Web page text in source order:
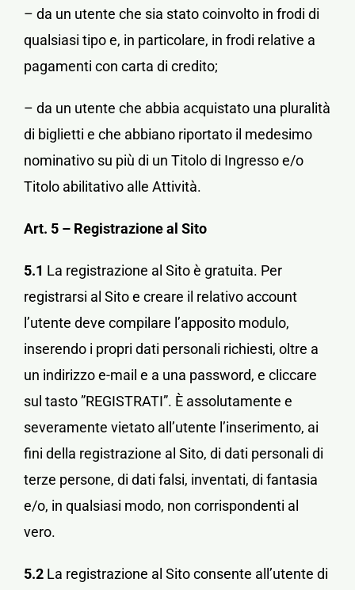
– da un utente che sia stato coinvolto in frodi di
qualsiasi tipo e, in particolare, in frodi relative a
pagamenti con carta di credito;
– da un utente che abbia acquistato una pluralità
di biglietti e che abbiano riportato il medesimo
nominativo su più di un Titolo di Ingresso e/o
Titolo abilitativo alle Attività.
Art. 5 – Registrazione al Sito
5.1 La registrazione al Sito è gratuita. Per
registrarsi al Sito e creare il relativo account
l’utente deve compilare l’apposito modulo,
inserendo i propri dati personali richiesti, oltre a
un indirizzo e-mail e a una password, e cliccare
sul tasto ”REGISTRATI”. È assolutamente e
severamente vietato all’utente l’inserimento, ai
fini della registrazione al Sito, di dati personali di
terze persone, di dati falsi, inventati, di fantasia
e/o, in qualsiasi modo, non corrispondenti al
vero.
5.2 La registrazione al Sito consente all’utente di